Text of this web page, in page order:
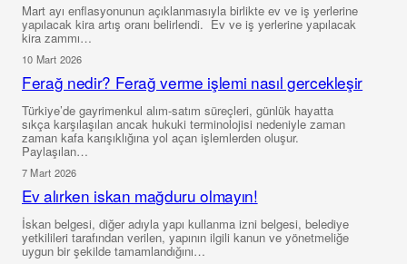
Mart ayı enflasyonunun açıklanmasıyla birlikte ev ve iş yerlerine
yapılacak kira artış oranı belirlendi. Ev ve iş yerlerine yapılacak
kira zammı…
10 Mart 2026
Ferağ nedir? Ferağ verme işlemi nasıl gercekleşir
Türkiye’de gayrimenkul alım-satım süreçleri, günlük hayatta
sıkça karşılaşılan ancak hukuki terminolojisi nedeniyle zaman
zaman kafa karışıklığına yol açan işlemlerden oluşur.
Paylaşılan…
7 Mart 2026
Ev alırken iskan mağduru olmayın!
İskan belgesi, diğer adıyla yapı kullanma izni belgesi, belediye
yetkilileri tarafından verilen, yapının ilgili kanun ve yönetmeliğe
uygun bir şekilde tamamlandığını…